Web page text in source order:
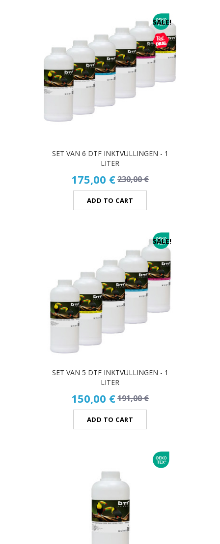
SALE!
SET VAN 6 DTF INKTVULLINGEN - 1
LITER
175,00 €230,00 €
ADD TO CART
SALE!
SET VAN 5 DTF INKTVULLINGEN - 1
LITER
150,00 €191,00 €
ADD TO CART